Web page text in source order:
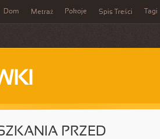
Dom Metraż Pokoje Spis Treści Tagi
PRZED